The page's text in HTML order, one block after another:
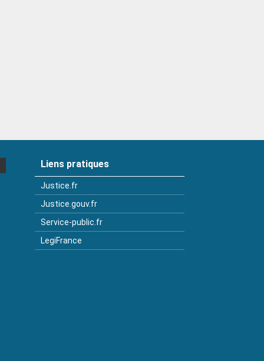
Liens pratiques
Justice.fr
Justice.gouv.fr
Service-public.fr
LegiFrance